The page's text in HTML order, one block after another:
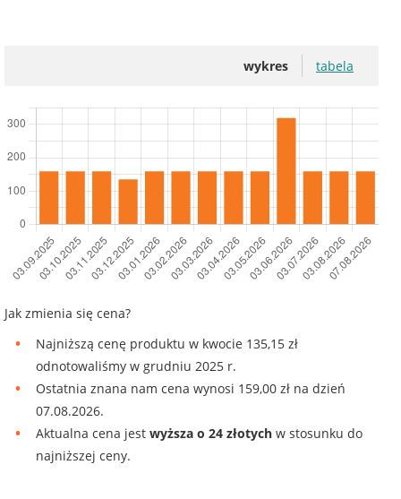
wykres tabela
Jak zmienia się cena?
Najniższą cenę produktu w kwocie 135,15 zł
odnotowaliśmy w grudniu 2025 r.
Ostatnia znana nam cena wynosi 159,00 zł na dzień
07.08.2026.
Aktualna cena jest wyższa o 24 złotych w stosunku do
najniższej ceny.